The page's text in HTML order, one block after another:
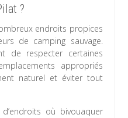
?
endroits propices
de camping sauvage.
de respecter certaines
appropriés
naturel et éviter tout
où bivouaquer